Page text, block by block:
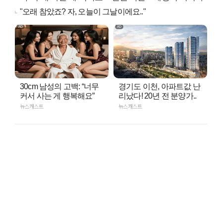
"오래 참았죠? 자, 오늘이 그날이에요.."
30cm 남성의 고백: “너무
커서 사는 게 행복해요”
뉴스캐스트
경기도 이천, 아파트값 난
리났다! 20년 전 분양가..
뉴스캐스트